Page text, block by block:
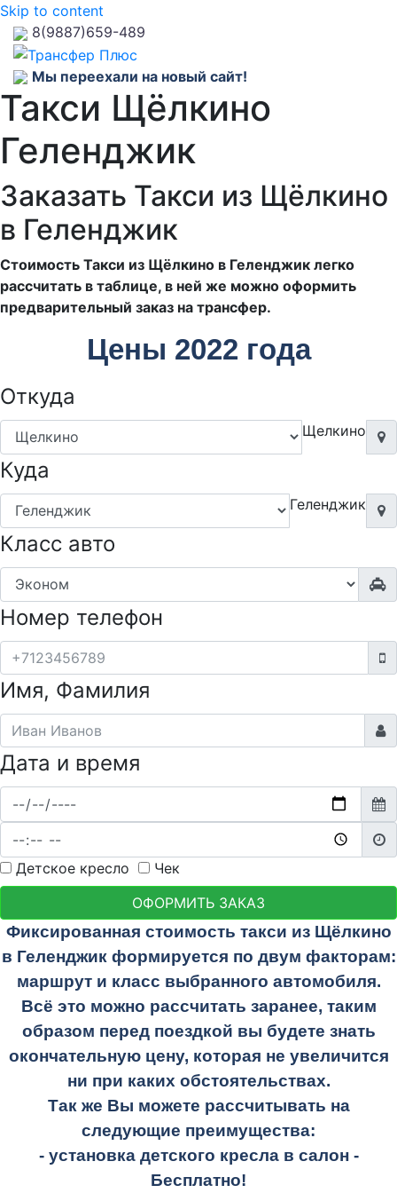
Skip to content
8(9887)659-489
Мы переехали на новый сайт!
Такси Щёлкино
Геленджик
Заказать Такси из Щёлкино
в Геленджик
Стоимость Такси из Щёлкино в Геленджик легко
рассчитать в таблице, в ней же можно оформить
предварительный заказ на трансфер.
Цены 2022 года
Откуда
Щелкино
Куда
Геленджик
Класс авто
Номер телефон
Имя, Фамилия
Дата и время
Детское кресло
Чек
ОФОРМИТЬ ЗАКАЗ
Фиксированная стоимость такси из Щёлкино
в Геленджик формируется по двум факторам:
маршрут и класс выбранного автомобиля.
Всё это можно рассчитать заранее, таким
образом перед поездкой вы будете знать
окончательную цену, которая не увеличится
ни при каких обстоятельствах.
Так же Вы можете рассчитывать на
следующие преимущества:
- установка детского кресла в салон -
Бесплатно!